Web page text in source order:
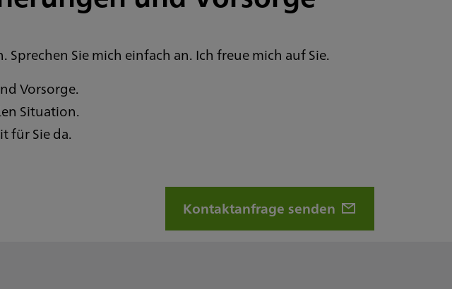
Sie mich einfach an. Ich freue mich auf Sie.
Vorsorge.
Situation.
für Sie da.
Kontaktanfrage senden